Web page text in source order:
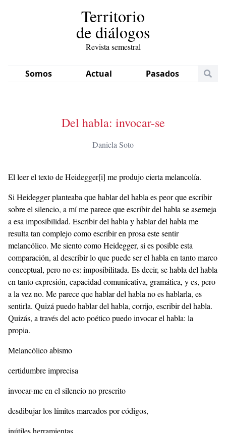
Territorio
de diálogos
Revista semestral
Somos Actual Pasados
Del habla: invocar-se
Daniela Soto
El leer el texto de Heidegger[i] me produjo cierta melancolía.
Si Heidegger planteaba que hablar del habla es peor que escribir
sobre el silencio, a mí me parece que escribir del habla se asemeja
a esa imposibilidad. Escribir del habla y hablar del habla me
resulta tan complejo como escribir en prosa este sentir
melancólico. Me siento como Heidegger, si es posible esta
comparación, al describir lo que puede ser el habla en tanto marco
conceptual, pero no es: imposibilitada. Es decir, se habla del habla
en tanto expresión, capacidad comunicativa, gramática, y es, pero
a la vez no. Me parece que hablar del habla no es hablarla, es
sentirla. Quizá puedo hablar del habla, corrijo, escribir del habla.
Quizás, a través del acto poético puedo invocar el habla: la
propia.
Melancólico abismo
certidumbre imprecisa
invocar-me en el silencio no prescrito
desdibujar los límites marcados por códigos,
inútiles herramientas.